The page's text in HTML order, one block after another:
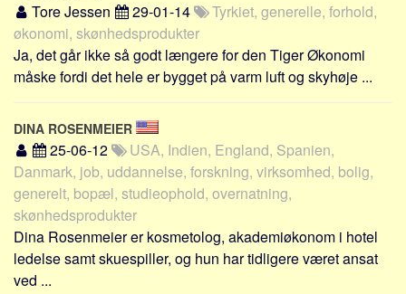
Lande
Tyrkiet
Spanien
Sverige
Norge
Thailand
Italien
Grækenland
USA
Tore Jessen 29-01-14
Tyrkiet, generelle, forhold,
økonomi, skønhedsprodukter
Ja, det går ikke så godt længere for den Tiger Økonomi
måske fordi det hele er bygget på varm luft og skyhøje ...
DINA ROSENMEIER
25-06-12
USA, Indien, England, Spanien,
Danmark, job, uddannelse, forskning, virksomhed, bolig,
generelt, bopæl, studieophold, overnatning,
skønhedsprodukter
Dina Rosenmeier er kosmetolog, akademiøkonom i hotel
ledelse samt skuespiller, og hun har tidligere været ansat
ved ...